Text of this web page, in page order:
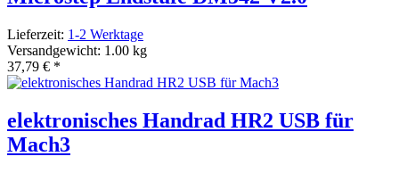
Lieferzeit: 1-2 Werktage
Versandgewicht: 1.00 kg
37,79 € *
elektronisches Handrad HR2 USB für
Mach3